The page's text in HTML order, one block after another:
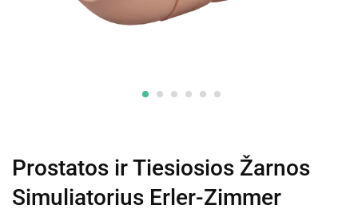
Prostatos ir Tiesiosios Žarnos
Simuliatorius Erler-Zimmer